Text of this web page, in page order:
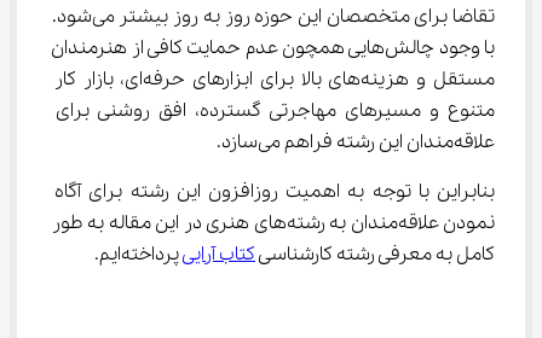
تقاضا برای متخصصان این حوزه روز به روز بیشتر می‌شود.
با وجود چالش‌هایی همچون عدم حمایت کافی از هنرمندان
مستقل و هزینه‌های بالا برای ابزارهای حرفه‌ای، بازار کار
متنوع و مسیرهای مهاجرتی گسترده، افق روشنی برای
علاقه‌مندان این رشته فراهم می‌سازد.
بنابراین با توجه به اهمیت روزافزون این رشته برای آگاه
نمودن علاقه‌مندان به رشته‌های هنری در این مقاله به طور
کامل به معرفی رشته کارشناسی کتاب آرایی پرداخته‌ایم.